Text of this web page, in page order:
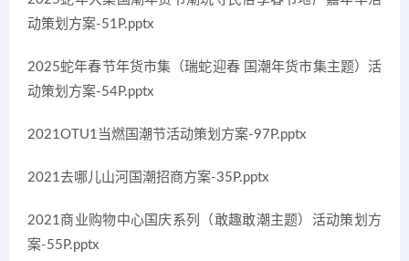
动策划方案-51P.pptx
2025蛇年春节年货市集（瑞蛇迎春 国潮年货市集主题）活
动策划方案-54P.pptx
2021OTU1当燃国潮节活动策划方案-97P.pptx
2021去哪儿山河国潮招商方案-35P.pptx
2021商业购物中心国庆系列（敢趣敢潮主题）活动策划方
案-55P.pptx